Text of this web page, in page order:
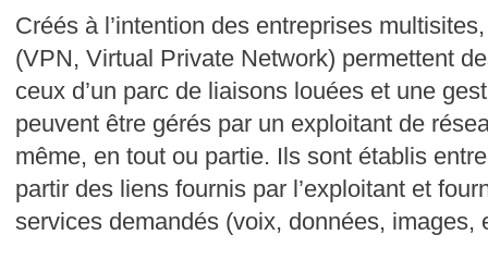
Créés à l’intention des entreprises
(VPN, Virtual Private Network) permettent
ceux d’un parc de liaisons louées et une
peuvent être gérés par un exploitant de
même, en tout ou partie. Ils sont établis
partir des liens fournis par l’exploitant et
services demandés (voix, données, images,